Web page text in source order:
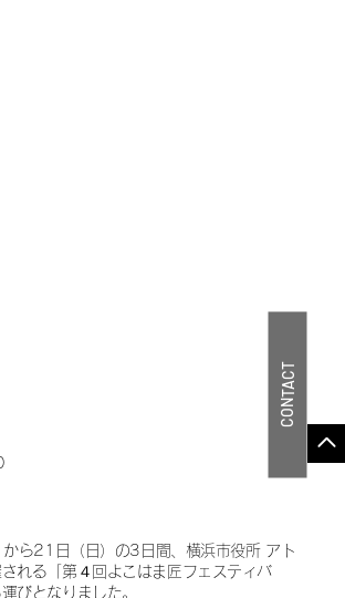
CONTACT
ら21日（日）の3日間、横浜市役所 アト
れる「第４回よこはま匠フェスティバ
びとなりました。